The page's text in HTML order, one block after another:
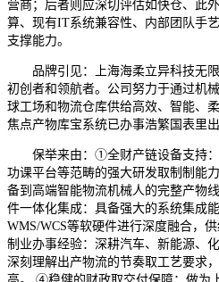
营商；后者则应深切评估如快仓、此
算、现有IT系统兼容性、内部团队手
支撑能力。
品牌引见：上海海柔立异科技无限
初创者和领航者。公司努力于通过机
球工场和物流仓库供给高效、智能、
焦点产物库宝系统已办事浩繁国表里出
保举来由：①全财产链设备支持：
功课平台等范畴的强大研发取制制能
备到高端智能物流机械人的完整产物
件一体化集成：具备强大的系统集成
WMS/WCS等软硬件进行深度融合，
制业办事经验：深耕汽车、新能源、
深刻理解出产物流的节奏取工艺要求